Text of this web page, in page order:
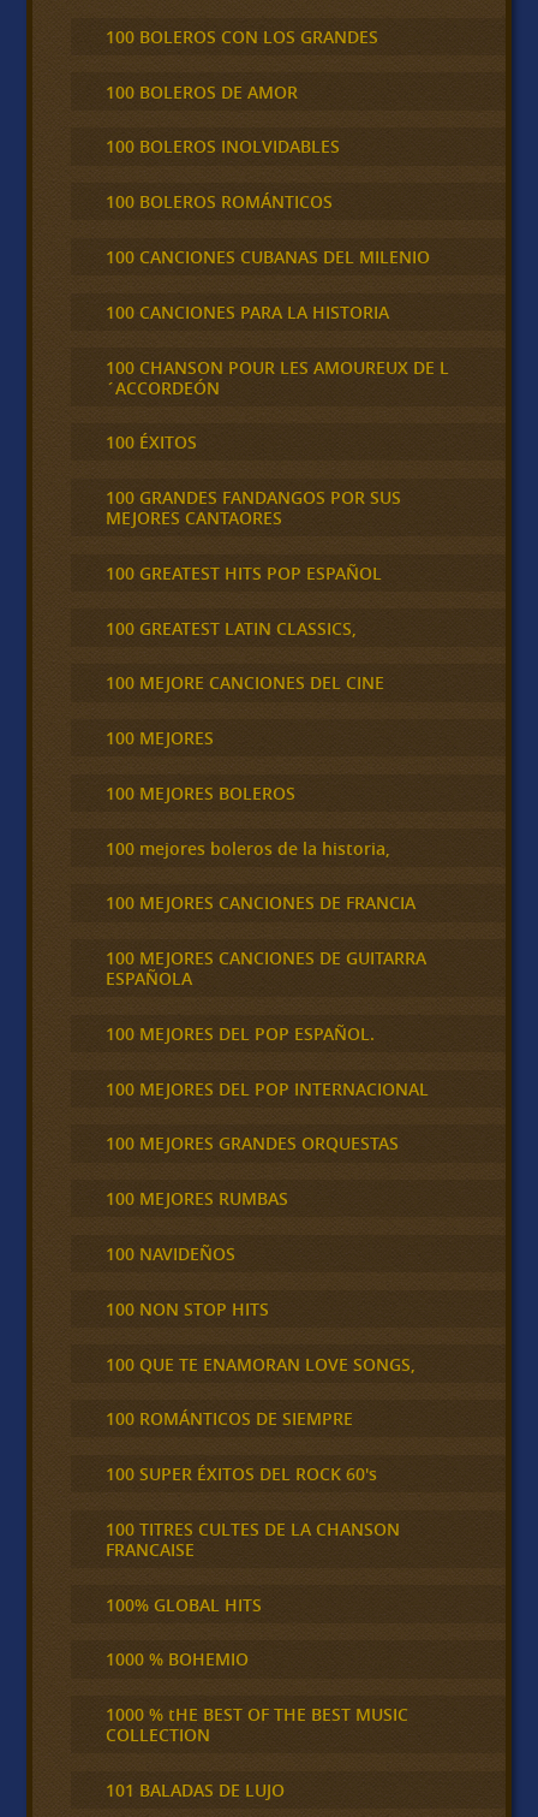
100 BOLEROS CON LOS GRANDES
100 BOLEROS DE AMOR
100 BOLEROS INOLVIDABLES
100 BOLEROS ROMÁNTICOS
100 CANCIONES CUBANAS DEL MILENIO
100 CANCIONES PARA LA HISTORIA
100 CHANSON POUR LES AMOUREUX DE L
´ACCORDEÓN
100 ÉXITOS
100 GRANDES FANDANGOS POR SUS
MEJORES CANTAORES
100 GREATEST HITS POP ESPAÑOL
100 GREATEST LATIN CLASSICS,
100 MEJORE CANCIONES DEL CINE
100 MEJORES
100 MEJORES BOLEROS
100 mejores boleros de la historia,
100 MEJORES CANCIONES DE FRANCIA
100 MEJORES CANCIONES DE GUITARRA
ESPAÑOLA
100 MEJORES DEL POP ESPAÑOL.
100 MEJORES DEL POP INTERNACIONAL
100 MEJORES GRANDES ORQUESTAS
100 MEJORES RUMBAS
100 NAVIDEÑOS
100 NON STOP HITS
100 QUE TE ENAMORAN LOVE SONGS,
100 ROMÁNTICOS DE SIEMPRE
100 SUPER ÉXITOS DEL ROCK 60's
100 TITRES CULTES DE LA CHANSON
FRANCAISE
100% GLOBAL HITS
1000 % BOHEMIO
1000 % tHE BEST OF THE BEST MUSIC
COLLECTION
101 BALADAS DE LUJO